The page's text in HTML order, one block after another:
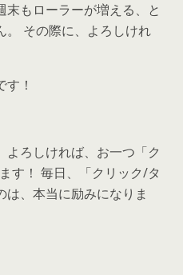
末もローラーが増える、と
。 その際に、よろしけれ
！
ろしければ、お一つ「ク
す！ 毎日、「クリック/タ
は、本当に励みになりま